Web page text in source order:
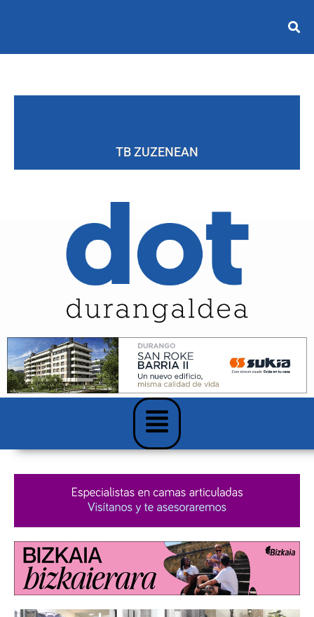
TB ZUZENEAN